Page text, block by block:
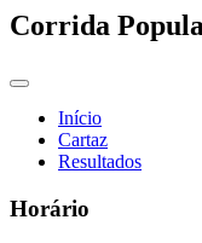
Corrida
Início
Cartaz
Resultados
Horário